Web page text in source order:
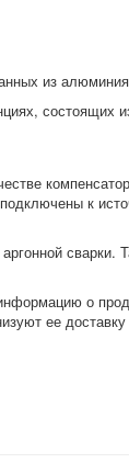
из
состоящих
к
сварки.
о
ее